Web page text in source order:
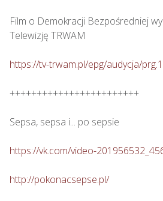
Film o Demokracji Bezpośredniej
Telewizję TRWAM
https://tv-trwam.pl/epg/audycja/
++++++++++++++++++++++++
Sepsa, sepsa i... po sepsie
https://vk.com/video-
http://pokonacsepse.pl/